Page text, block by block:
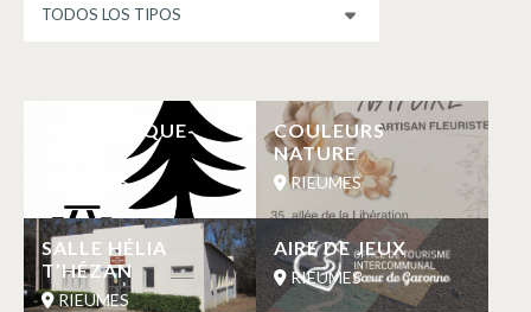
AIRE DE PIQUE-
RIEUMES
COULEURS
NATURE
RIEUMES
SALLE HÉLIA
T’HÉZAN
RIEUMES
AIRE DE JEUX
RIEUMES